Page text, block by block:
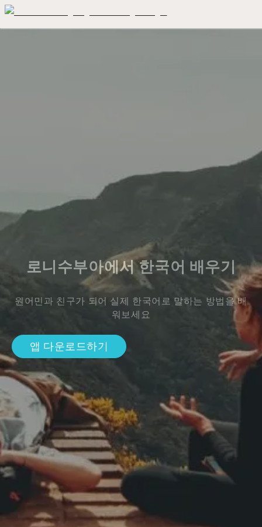
로니수부아에서 한국어 배우기
원어민과 친구가 되어 실제 한국어로 말하는 방법을 배
워보세요
앱 다운로드하기